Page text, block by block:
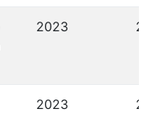
2023 29/
2023 29/